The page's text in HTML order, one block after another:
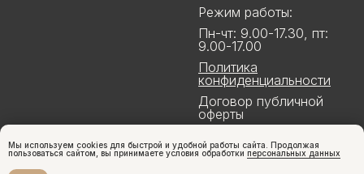
Мы используем cookies для быстрой и удобной работы сайта. Продолжая
пользоваться сайтом, вы принимаете условия обработки персональных данных
Режим работы:
Пн-чт: 9.00-17.30, пт:
9.00-17.00
Политика
конфиденциальности
Договор публичной
оферты